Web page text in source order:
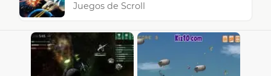
Juegos de Scroll